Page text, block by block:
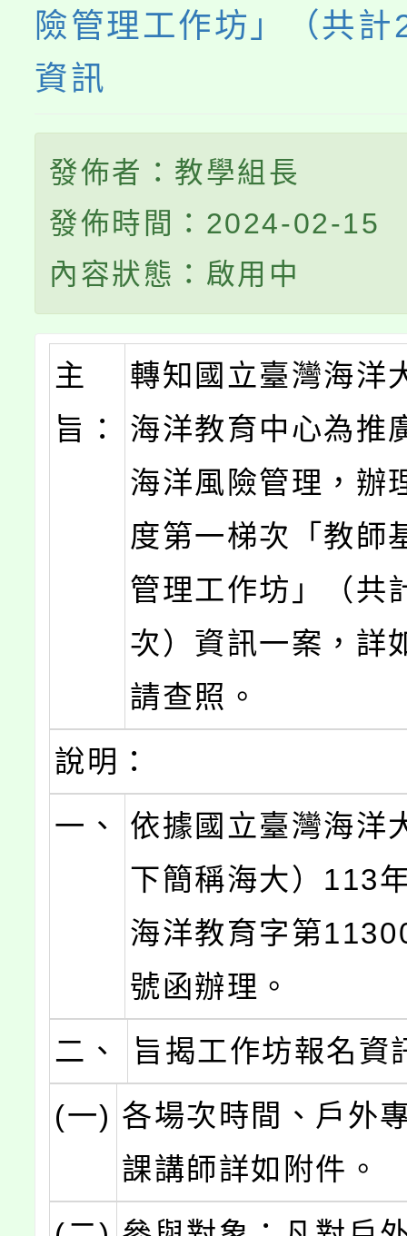
險管理工作坊」（共
資訊
發佈者：教學組長
發佈時間：2024-02-15
內容狀態：啟用中
主
旨：
轉知國立臺灣海洋
海洋教育中心為推
海洋風險管理，辦
度第一梯次「教師
管理工作坊」（共
次）資訊一案，詳
請查照。
說明：
一、
依據國立臺灣海洋
下簡稱海大）113
海洋教育字第
號函辦理。
二、
旨揭工作坊報名資
(一) 各場次時間、戶外
課講師詳如附件。